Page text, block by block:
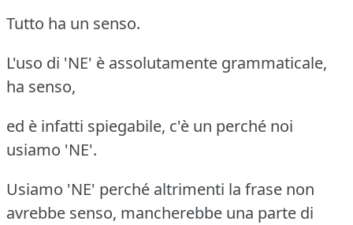
Tutto ha un senso.
L'uso di 'NE' è assolutamente grammaticale,
ha senso,
ed è infatti spiegabile, c'è un perché noi
usiamo 'NE'.
Usiamo 'NE' perché altrimenti la frase non
avrebbe senso, mancherebbe una parte di